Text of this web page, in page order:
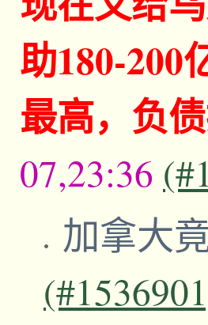
助180-200
最高，负债
07,23:36
加拿大